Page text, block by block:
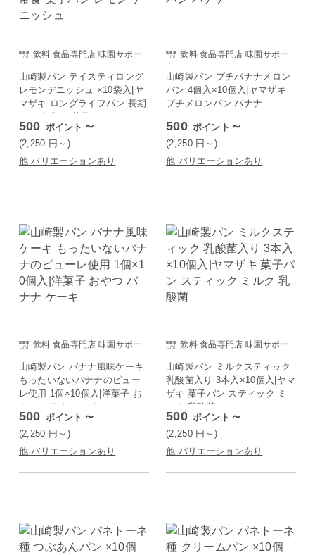
飲料 食品専門店 味園サポー
ト
山崎製パン テイスティロング
レモンデニッシュ ×10袋入|ヤ
マザキ ロングライフパン 長期
保存 非常食 菓子パン レモン
デニッシュ
500 ポイント ～
(2,250 円 ～)
他 バリエーションあり
飲料 食品専門店 味園サポー
ト
山崎製パン プチバナナメロン
パン 4個入×10個入|ヤマザキ
プチメロンパン バナナ
500 ポイント ～
(2,250 円 ～)
他 バリエーションあり
飲料 食品専門店 味園サポー
山崎製パン バナナ風味ケーキ
もったいないバナナのピュー
レ使用 1個×10個入|洋菓子 お
やつ バナナ ケーキ
500 ポイント ～
(2,250 円 ～)
他 バリエーションあり
飲料 食品専門店 味園サポー
山崎製パン ミルクスティック
乳酸菌入り 3本入×10個入|ヤマ
ザキ 菓子パン スティック ミ
ルク 乳酸菌
500 ポイント ～
(2,250 円 ～)
他 バリエーションあり